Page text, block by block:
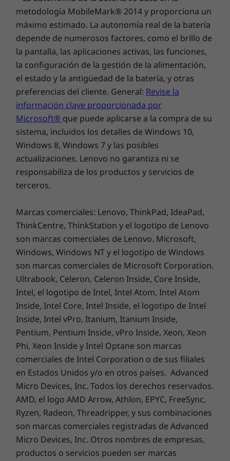
Capacidades de control dual
Gracias al sistema todo en uno Yoga AIO 7, no
tienes por qué descuidar el resto de tus
dispositivos favoritos, como tu portátil o
teléfono. Conecta tu portátil al puerto USB-C
totalmente funcional del AIO 7 para acceder a
un sonido más alto, mejor visualización y
control dual con un teclado y un ratón, todo
ello mientras cargas tu portátil. Conecta tu
teléfono a la pantalla a través de la transmisión
inalámbrica y explora tus aplicaciones de redes
Diseño moderno para tu tranquilidad
El Yoga AIO 7 ahora cuenta con una base más
pequeña para crear más espacio en el
escritorio y bordes de panel más finos para
una sensación expansiva al pasar de una
pantalla a otra. La cámara de 5 MP con
infrarrojos muestra más de ti cuando realizas
videoconferencias, transmisiones en directo o
haces vlogs. Además, inicia sesión en tu PC en
metodología MobileMark® 2014 y proporciona un
máximo estimado. La autonomía real de la batería
depende de numerosos factores, como el brillo de
la pantalla, las aplicaciones activas, las funciones,
la configuración de la gestión de la alimentación,
el estado y la antigüedad de la batería, y otras
preferencias del cliente. General: Revise la
información clave proporcionada por
Microsoft® que puede aplicarse a la compra de su
sistema, incluidos los detalles de Windows 10,
Windows 8, Windows 7 y las posibles
actualizaciones. Lenovo no garantiza ni se
responsabiliza de los productos y servicios de
terceros.
Marcas comerciales: Lenovo, ThinkPad, IdeaPad,
ThinkCentre, ThinkStation y el logotipo de Lenovo
son marcas comerciales de Lenovo. Microsoft,
Windows, Windows NT y el logotipo de Windows
son marcas comerciales de Microsoft Corporation.
Ultrabook, Celeron, Celeron Inside, Core Inside,
Intel, el logotipo de Intel, Intel Atom, Intel Atom
Inside, Intel Core, Intel Inside, el logotipo de Intel
Inside, Intel vPro, Itanium, Itanium Inside,
Pentium, Pentium Inside, vPro Inside, Xeon, Xeon
Phi, Xeon Inside y Intel Optane son marcas
comerciales de Intel Corporation o de sus filiales
en Estados Unidos y/o en otros países. Advanced
Micro Devices, Inc. Todos los derechos reservados.
AMD, el logo AMD Arrow, Athlon, EPYC, FreeSync,
Ryzen, Radeon, Threadripper, y sus combinaciones
son marcas comerciales registradas de Advanced
Micro Devices, Inc. Otros nombres de empresas,
productos o servicios pueden ser marcas